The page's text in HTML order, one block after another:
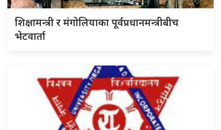
शिक्षामन्त्री र मंगोलियाका पूर्वप्रधानमन्त्रीबीच
भेटवार्ता